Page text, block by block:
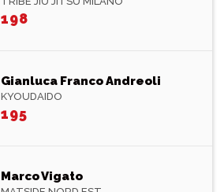
198
Gianluca Franco Andreoli
KYOUDAIDO
195
Marco Vigato